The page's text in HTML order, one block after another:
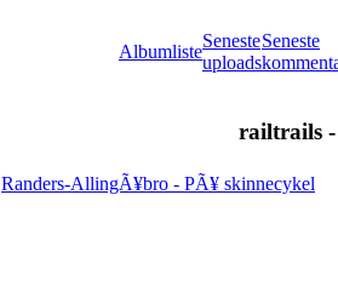
Albumliste
Seneste
uploads
Seneste
railtrails
Randers-AllingÃ¥bro - PÃ¥ skinnecykel